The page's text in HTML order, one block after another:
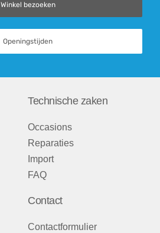
Winkel bezoeken
Openingstijden
Technische zaken
Occasions
Reparaties
Import
FAQ
Contact
Contactformulier